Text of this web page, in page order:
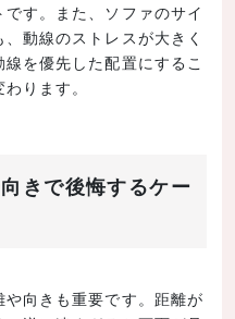
す。また、ソファのサイ
動線のストレスが大きく
を優先した配置にするこ
ります。
きで後悔するケー
向きも重要です。距離が